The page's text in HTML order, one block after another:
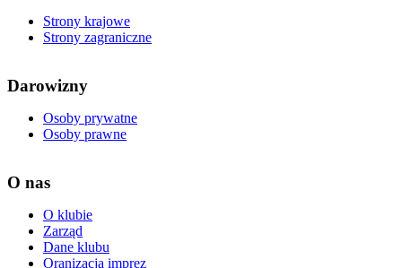
Strony krajowe
Strony zagraniczne
Darowizny
Osoby prywatne
Osoby prawne
O nas
O klubie
Zarząd
Dane klubu
Oranizacja imprez